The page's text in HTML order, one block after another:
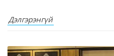
Дэлгэрэнгүй